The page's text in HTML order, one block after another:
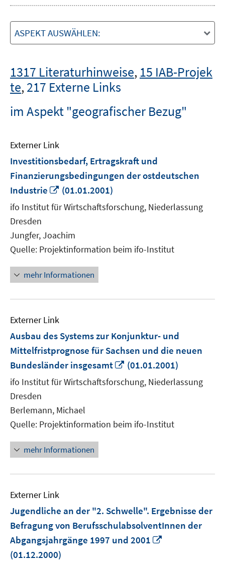
ASPEKT AUSWÄHLEN:
1317 Literaturhinweise, 15 IAB-Projek
te,217 Externe Links
im Aspekt "geografischer Bezug"
Externer Link
Investitionsbedarf, Ertragskraft und
Finanzierungsbedingungen der ostdeutschen
Industrie
In
neuem
Fenster
(01.01.2001)
ifo Institut für Wirtschaftsforschung, Niederlassung
Dresden
Jungfer, Joachim
Quelle: Projektinformation beim ifo-Institut
mehr Informationen
Externer Link
Ausbau des Systems zur Konjunktur- und
Mittelfristprognose für Sachsen und die neuen
Bundesländer insgesamt
In
neuem
Fenster
(01.01.2001)
ifo Institut für Wirtschaftsforschung, Niederlassung
Dresden
Berlemann, Michael
Quelle: Projektinformation beim ifo-Institut
mehr Informationen
Externer Link
Jugendliche an der "2. Schwelle". Ergebnisse der
Befragung von BerufsschulabsolventInnen der
Abgangsjahrgänge 1997 und 2001
(01.12.2000)